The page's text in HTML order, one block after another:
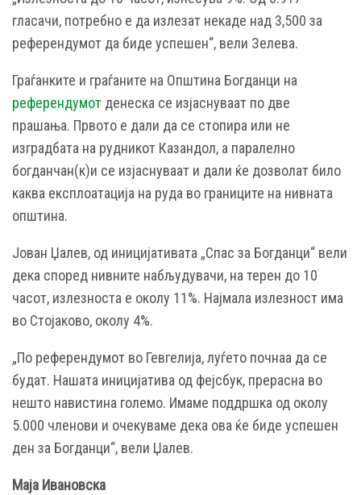
гласачи, потребно е да излезат некаде над 3,500 за
референдумот да биде успешен“, вели Зелева.
Граѓанките и граѓаните на Општина Богданци на
референдумот денеска се изјаснуваат по две
прашања. Првото е дали да се стопира или не
изградбата на рудникот Казандол, а паралелно
богданчан(к)и се изјаснуваат и дали ќе дозволат било
каква експлоатација на руда во границите на нивната
општина.
Јован Џалев, од иницијативата „Спас за Богданци“ вели
дека според нивните набљудувачи, на терен до 10
часот, излезноста е околу 11%. Најмала излезност има
во Стојаково, околу 4%.
„По референдумот во Гевгелија, луѓето почнаа да се
будат. Нашата иницијатива од фејсбук, прерасна во
нешто навистина големо. Имаме поддршка од околу
5.000 членови и очекуваме дека ова ќе биде успешен
ден за Богданци“, вели Џалев.
Маја Ивановска